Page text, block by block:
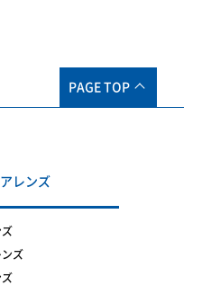
PAGE TOP
レンズ
ズ
ズ